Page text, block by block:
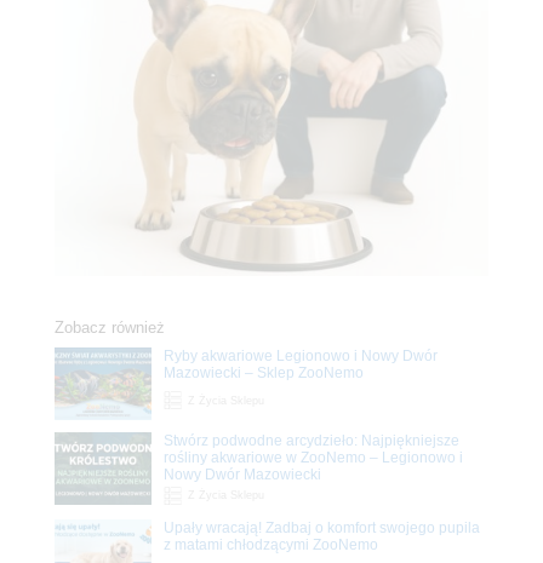
Zobacz również
Ryby akwariowe Legionowo i Nowy Dwór
Mazowiecki – Sklep ZooNemo
Stwórz podwodne arcydzieło: Najpiękniejsze
rośliny akwariowe w ZooNemo – Legionowo i
Nowy Dwór Mazowiecki
Upały wracają! Zadbaj o komfort swojego pupila
z matami chłodzącymi ZooNemo